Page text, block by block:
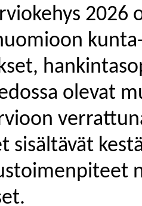
olevat
sisältävät